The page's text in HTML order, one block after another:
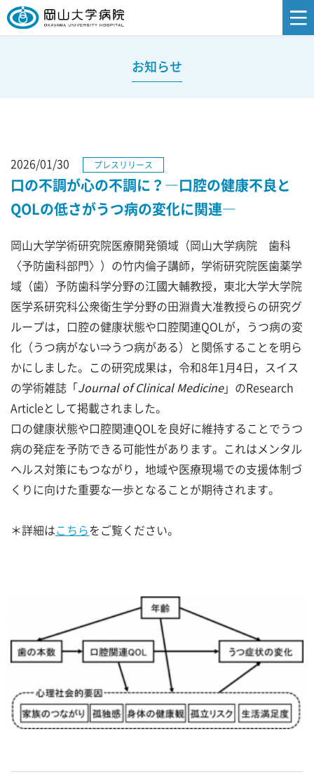
お知らせ
2026/01/30 プレスリリース
口の不調が心の不調に？―口腔の健康不良と
QOLの低さがうつ病の変化に関連―
岡山大学学術研究院医療開発領域（岡山大学病院 歯科
〈予防歯科部門〉）の竹内倫子講師，学術研究院医歯薬学
域（歯）予防歯科学分野の江國大輔教授，東北大学大学院
医学系研究科公衆衛生学分野の田淵貴大准教授らの研究グ
ループは，口腔の健康状態や口腔関連QOLが，うつ病の変
化（うつ病がない⇒うつ病がある）と関係することを明ら
かにしました。この研究成果は，令和8年1月4日，スイス
の学術雑誌「Journal of Clinical Medicine」のResearch
Articleとして掲載されました。
口の健康状態や口腔関連QOLを良好に維持することでうつ
病の発症を予防できる可能性があります。これはメンタル
ヘルス対策にもつながり，地域や医療現場での支援体制づ
くりに向けた重要な一歩となることが期待されます。
＊詳細はこちらをご覧ください。